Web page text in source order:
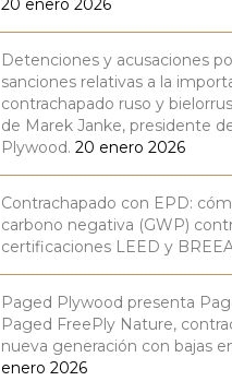
20 enero 2026
Detenciones y acusaciones
sanciones relativas a la
contrachapado ruso y
de Marek Janke, presidente
Plywood. 20 enero 2026
Contrachapado con EPD:
carbono negativa (GWP)
certificaciones LEED y
Paged Plywood presenta
Paged FreePly Nature,
nueva generación con bajas
enero 2026